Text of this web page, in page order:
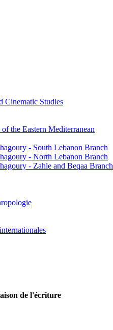
Cinematic Studies
the Eastern Mediterranean
- South Lebanon Branch
- North Lebanon Branch
- Zahle and Beqaa Branch
de l'écriture